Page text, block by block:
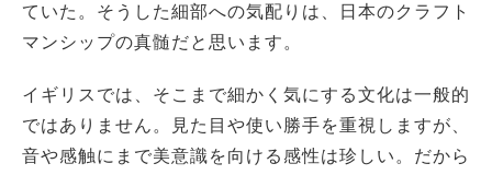
ていた。そうした細部への気配りは、日本のクラフト
マンシップの真髄だと思います。
イギリスでは、そこまで細かく気にする文化は一般的
ではありません。見た目や使い勝手を重視しますが、
音や感触にまで美意識を向ける感性は珍しい。だから